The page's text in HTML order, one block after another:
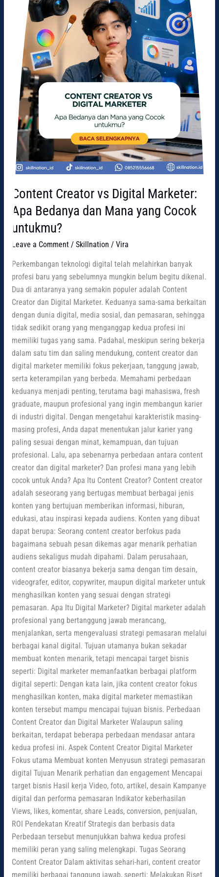
Content Creator vs Digital Marketer:
Apa Bedanya dan Mana yang Cocok
untukmu?
Leave a Comment / Skillnation / Vira
Perkembangan teknologi digital telah melahirkan banyak
profesi baru yang sebelumnya mungkin belum begitu dikenal.
Dua di antaranya yang semakin populer adalah Content
Creator dan Digital Marketer. Keduanya sama-sama berkaitan
dengan dunia digital, media sosial, dan pemasaran, sehingga
tidak sedikit orang yang menganggap kedua profesi ini
memiliki tugas yang sama. Padahal, meskipun sering bekerja
dalam satu tim dan saling mendukung, content creator dan
digital marketer memiliki fokus pekerjaan, tanggung jawab,
serta keterampilan yang berbeda. Memahami perbedaan
keduanya menjadi penting, terutama bagi mahasiswa, fresh
graduate, maupun profesional yang ingin membangun karier
di industri digital. Dengan mengetahui karakteristik masing-
masing profesi, Anda dapat menentukan jalur karier yang
paling sesuai dengan minat, kemampuan, dan tujuan
profesional. Lalu, apa sebenarnya perbedaan antara content
creator dan digital marketer? Dan profesi mana yang lebih
cocok untuk Anda? Apa Itu Content Creator? Content creator
adalah seseorang yang bertugas membuat berbagai jenis
konten yang bertujuan memberikan informasi, hiburan,
edukasi, atau inspirasi kepada audiens. Konten yang dibuat
dapat berupa: Seorang content creator berfokus pada
bagaimana sebuah pesan dikemas agar menarik perhatian
audiens sekaligus mudah dipahami. Dalam perusahaan,
content creator biasanya bekerja sama dengan tim desain,
videografer, editor, copywriter, maupun digital marketer untuk
menghasilkan konten yang sesuai dengan strategi
pemasaran. Apa Itu Digital Marketer? Digital marketer adalah
profesional yang bertanggung jawab merancang,
menjalankan, serta mengevaluasi strategi pemasaran melalui
berbagai kanal digital. Tujuan utamanya bukan sekadar
membuat konten menarik, tetapi mencapai target bisnis
seperti: Digital marketer memanfaatkan berbagai platform
digital seperti: Dengan kata lain, jika content creator fokus
menghasilkan konten, maka digital marketer memastikan
konten tersebut mampu mencapai tujuan bisnis. Perbedaan
Content Creator dan Digital Marketer Walaupun saling
berkaitan, terdapat beberapa perbedaan mendasar antara
kedua profesi ini. Aspek Content Creator Digital Marketer
Fokus utama Membuat konten Menyusun strategi pemasaran
digital Tujuan Menarik perhatian dan engagement Mencapai
target bisnis Hasil kerja Video, foto, artikel, desain Kampanye
digital dan performa pemasaran Indikator keberhasilan
Views, likes, komentar, share Leads, conversion, penjualan,
ROI Pendekatan Kreatif Strategis dan berbasis data
Perbedaan tersebut menunjukkan bahwa kedua profesi
memiliki peran yang saling melengkapi. Tugas Seorang
Content Creator Dalam aktivitas sehari-hari, content creator
memiliki berbagai tanggung jawab, seperti: Melakukan Riset
Bedanya
Mana
yang
Cocok
untukmu?